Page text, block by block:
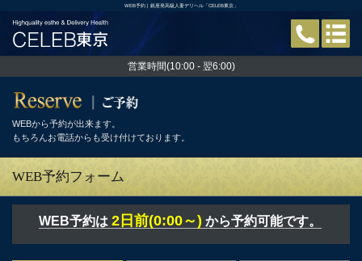
WEB予約 | 銀座発高級人妻デリヘル「CELEB東京」
営業時間(10:00 - 翌6:00)
WEBから予約が出来ます。
もちろんお電話からも受け付けております。
WEB予約フォーム
WEB予約は 2日前(0:00～) から予約可能です。